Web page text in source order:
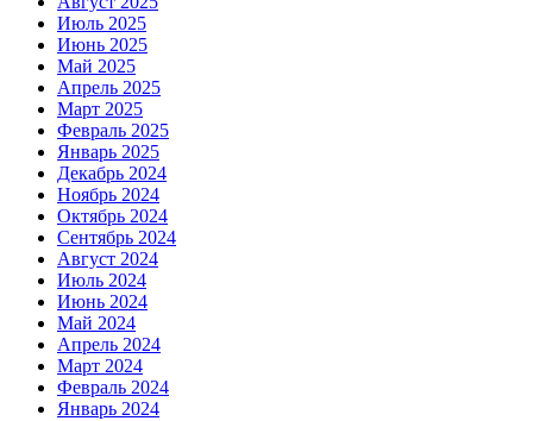
Июль 2025
Июнь 2025
Май 2025
Апрель 2025
Март 2025
Февраль 2025
Январь 2025
Декабрь 2024
Ноябрь 2024
Октябрь 2024
Сентябрь 2024
Август 2024
Июль 2024
Июнь 2024
Май 2024
Апрель 2024
Март 2024
Февраль 2024
Январь 2024